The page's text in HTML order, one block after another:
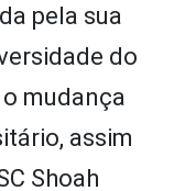
pela sua
do
mudança
assim
Shoah